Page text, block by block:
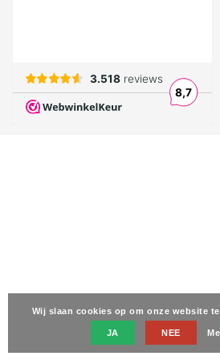
Wij slaan cookies op om onze website
JA NEE